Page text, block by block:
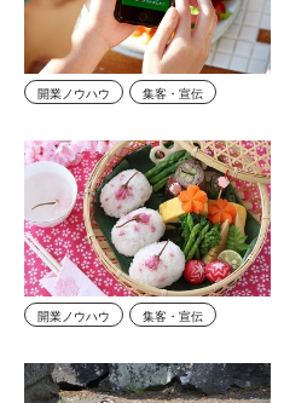
開業ノウハウ 集客・宣伝
開業ノウハウ 集客・宣伝